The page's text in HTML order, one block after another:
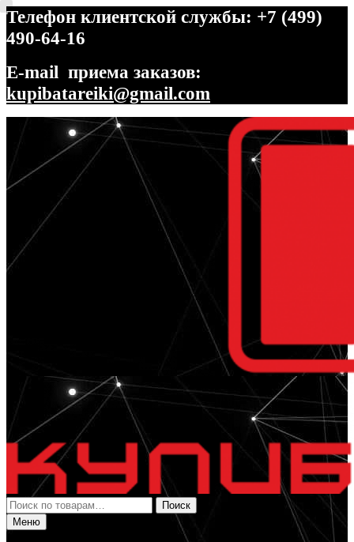
Телефон клиентской службы: +7 (499)
490-64-16
E-mail приема заказов:
kupibatareiki@gmail.com
Перейти
навигации
Перейти
содержимому
Искать:
Поиск
Меню